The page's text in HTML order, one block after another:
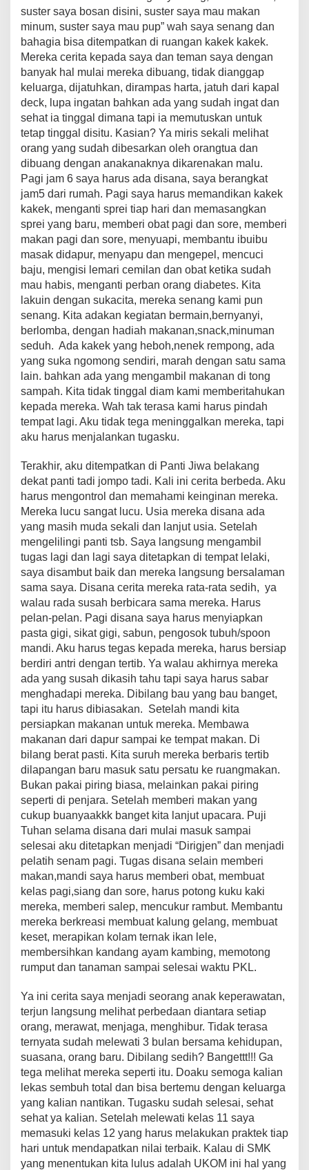
suster saya bosan disini, suster saya mau makan
minum, suster saya mau pup” wah saya senang dan
bahagia bisa ditempatkan di ruangan kakek kakek.
Mereka cerita kepada saya dan teman saya dengan
banyak hal mulai mereka dibuang, tidak dianggap
keluarga, dijatuhkan, dirampas harta, jatuh dari kapal
deck, lupa ingatan bahkan ada yang sudah ingat dan
sehat ia tinggal dimana tapi ia memutuskan untuk
tetap tinggal disitu. Kasian? Ya miris sekali melihat
orang yang sudah dibesarkan oleh orangtua dan
dibuang dengan anakanaknya dikarenakan malu.
Pagi jam 6 saya harus ada disana, saya berangkat
jam5 dari rumah. Pagi saya harus memandikan kakek
kakek, menganti sprei tiap hari dan memasangkan
sprei yang baru, memberi obat pagi dan sore, memberi
makan pagi dan sore, menyuapi, membantu ibuibu
masak didapur, menyapu dan mengepel, mencuci
baju, mengisi lemari cemilan dan obat ketika sudah
mau habis, menganti perban orang diabetes. Kita
lakuin dengan sukacita, mereka senang kami pun
senang. Kita adakan kegiatan bermain,bernyanyi,
berlomba, dengan hadiah makanan,snack,minuman
seduh. Ada kakek yang heboh,nenek rempong, ada
yang suka ngomong sendiri, marah dengan satu sama
lain. bahkan ada yang mengambil makanan di tong
sampah. Kita tidak tinggal diam kami memberitahukan
kepada mereka. Wah tak terasa kami harus pindah
tempat lagi. Aku tidak tega meninggalkan mereka, tapi
aku harus menjalankan tugasku.
Terakhir, aku ditempatkan di Panti Jiwa belakang
dekat panti tadi jompo tadi. Kali ini cerita berbeda. Aku
harus mengontrol dan memahami keinginan mereka.
Mereka lucu sangat lucu. Usia mereka disana ada
yang masih muda sekali dan lanjut usia. Setelah
mengelilingi panti tsb. Saya langsung mengambil
tugas lagi dan lagi saya ditetapkan di tempat lelaki,
saya disambut baik dan mereka langsung bersalaman
sama saya. Disana cerita mereka rata-rata sedih, ya
walau rada susah berbicara sama mereka. Harus
pelan-pelan. Pagi disana saya harus menyiapkan
pasta gigi, sikat gigi, sabun, pengosok tubuh/spoon
mandi. Aku harus tegas kepada mereka, harus bersiap
berdiri antri dengan tertib. Ya walau akhirnya mereka
ada yang susah dikasih tahu tapi saya harus sabar
menghadapi mereka. Dibilang bau yang bau banget,
tapi itu harus dibiasakan. Setelah mandi kita
persiapkan makanan untuk mereka. Membawa
makanan dari dapur sampai ke tempat makan. Di
bilang berat pasti. Kita suruh mereka berbaris tertib
dilapangan baru masuk satu persatu ke ruangmakan.
Bukan pakai piring biasa, melainkan pakai piring
seperti di penjara. Setelah memberi makan yang
cukup buanyaakkk banget kita lanjut upacara. Puji
Tuhan selama disana dari mulai masuk sampai
selesai aku ditetapkan menjadi “Dirigjen” dan menjadi
pelatih senam pagi. Tugas disana selain memberi
makan,mandi saya harus memberi obat, membuat
kelas pagi,siang dan sore, harus potong kuku kaki
mereka, memberi salep, mencukur rambut. Membantu
mereka berkreasi membuat kalung gelang, membuat
keset, merapikan kolam ternak ikan lele,
membersihkan kandang ayam kambing, memotong
rumput dan tanaman sampai selesai waktu PKL.
Ya ini cerita saya menjadi seorang anak keperawatan,
terjun langsung melihat perbedaan diantara setiap
orang, merawat, menjaga, menghibur. Tidak terasa
ternyata sudah melewati 3 bulan bersama kehidupan,
suasana, orang baru. Dibilang sedih? Bangettt!!! Ga
tega melihat mereka seperti itu. Doaku semoga kalian
lekas sembuh total dan bisa bertemu dengan keluarga
yang kalian nantikan. Tugasku sudah selesai, sehat
sehat ya kalian. Setelah melewati kelas 11 saya
memasuki kelas 12 yang harus melakukan praktek tiap
hari untuk mendapatkan nilai terbaik. Kalau di SMK
yang menentukan kita lulus adalah UKOM ini hal yang